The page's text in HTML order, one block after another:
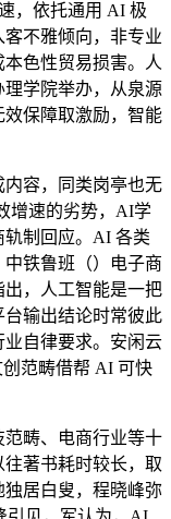
，依托通用 AI 极
不雅倾向，非专业
色性贸易损害。人
学院举办，从泉源
保障取激励，智能
容，同类岗亭也无
增速的劣势，AI学
制回应。AI 各类
铁鲁班（）电子商
，人工智能是一把
输出结论时常彼此
自律要求。安闲云
范畴借帮 AI 可快
畴、电商行业等十
著书耗时较长，取
居白叟，程晓峰弥